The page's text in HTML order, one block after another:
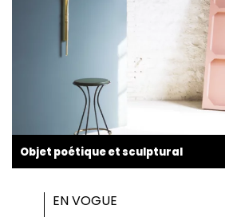
Objet poétique et sculptural
EN VOGUE